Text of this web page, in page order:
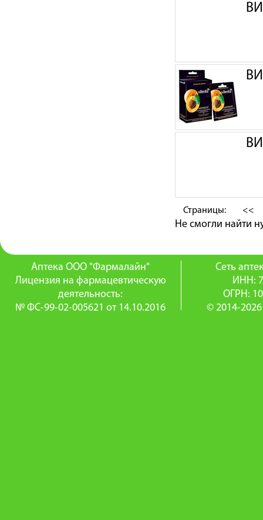
Страницы: <<
Не смогли найти
Аптека ООО "Фармалайн"
Лицензия на фармацевтическую
деятельность:
№ ФС-99-02-005621 от 14.10.2016
Сеть
ИНН:
ОГРН:
© 2014-